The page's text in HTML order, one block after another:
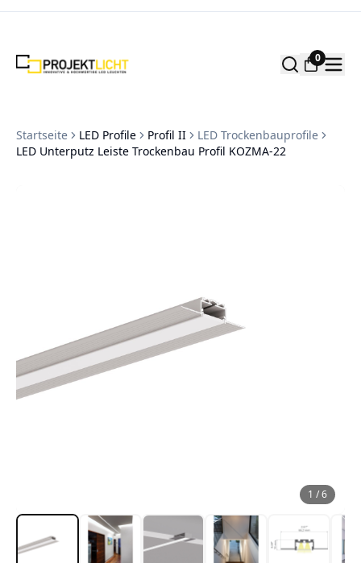
Zum Inhalt springen
0
Startseite LED Profile Profil II
LED Trockenbauprofile
LED Unterputz Leiste Trockenbau Profil KOZMA-22
1 /6